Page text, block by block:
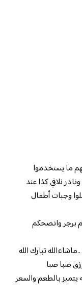
ما يستخدموا
نلاقي كذا عند
وجبات أطفال
من 5 نجمات اطعم برجر وانصحكم
تبارك الله
صبا صبا
بالطعم والسعر